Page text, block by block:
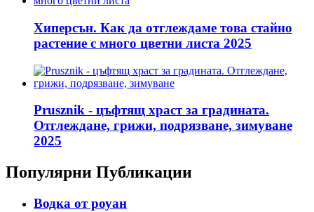
Хиперсън. Как да отглеждаме това стайно
растение с много цветни листа 2025
Prusznik - цъфтящ храст за градината.
Отглеждане, грижи, подрязване, зимуване
2025
Популярни Публикации
Водка от роуан